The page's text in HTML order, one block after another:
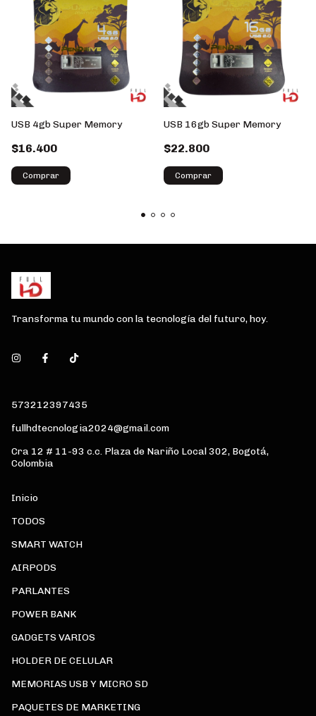
USB 4gb Super Memory
$16.400
USB 16gb Super Memory
$22.800
Transforma tu mundo con la tecnología del futuro, hoy.
573212397435
fullhdtecnologia2024@gmail.com
Cra 12 # 11-93 c.c. Plaza de Nariño Local 302, Bogotá,
Colombia
Inicio
TODOS
SMART WATCH
AIRPODS
PARLANTES
POWER BANK
GADGETS VARIOS
HOLDER DE CELULAR
MEMORIAS USB Y MICRO SD
PAQUETES DE MARKETING